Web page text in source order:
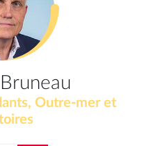
Outre-mer et